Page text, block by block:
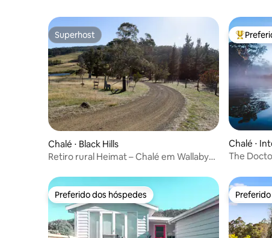
Superhost
Superhost
Chalé ⋅ Black Hills
Retiro rural Heimat – Chalé em Wallaby
Entre os
Chalé ⋅
The
Preferido dos hóspedes
Preferido dos hóspedes